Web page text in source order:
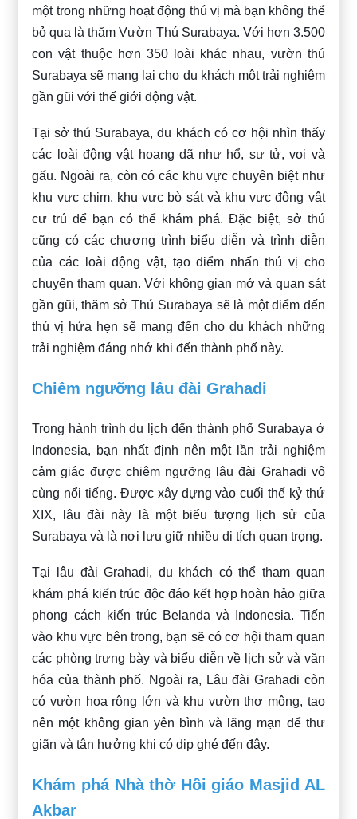
một trong những hoạt động thú vị mà bạn không thể
bỏ qua là thăm Vườn Thú Surabaya. Với hơn 3.500
con vật thuộc hơn 350 loài khác nhau, vườn thú
Surabaya sẽ mang lại cho du khách một trải nghiệm
gần gũi với thế giới động vật.
Tại sở thú Surabaya, du khách có cơ hội nhìn thấy
các loài động vật hoang dã như hổ, sư tử, voi và
gấu. Ngoài ra, còn có các khu vực chuyên biệt như
khu vực chim, khu vực bò sát và khu vực động vật
cư trú để bạn có thể khám phá. Đặc biệt, sở thú
cũng có các chương trình biểu diễn và trình diễn
của các loài động vật, tạo điểm nhấn thú vị cho
chuyến tham quan. Với không gian mở và quan sát
gần gũi, thăm sở Thú Surabaya sẽ là một điểm đến
thú vị hứa hẹn sẽ mang đến cho du khách những
trải nghiệm đáng nhớ khi đến thành phố này.
Chiêm ngưỡng lâu đài Grahadi
Trong hành trình du lịch đến thành phố Surabaya ở
Indonesia, bạn nhất định nên một lần trải nghiệm
cảm giác được chiêm ngưỡng lâu đài Grahadi vô
cùng nổi tiếng. Được xây dựng vào cuối thế kỷ thứ
XIX, lâu đài này là một biểu tượng lịch sử của
Surabaya và là nơi lưu giữ nhiều di tích quan trọng.
Tại lâu đài Grahadi, du khách có thể tham quan
khám phá kiến trúc độc đáo kết hợp hoàn hảo giữa
phong cách kiến trúc Belanda và Indonesia. Tiến
vào khu vực bên trong, bạn sẽ có cơ hội tham quan
các phòng trưng bày và biểu diễn về lịch sử và văn
hóa của thành phố. Ngoài ra, Lâu đài Grahadi còn
có vườn hoa rộng lớn và khu vườn thơ mộng, tạo
nên một không gian yên bình và lãng mạn để thư
giãn và tận hưởng khi có dịp ghé đến đây.
Khám phá Nhà thờ Hồi giáo Masjid AL
Akbar